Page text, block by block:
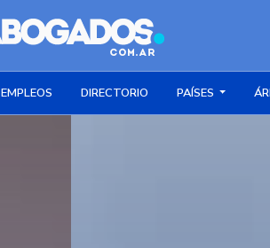
EMPLEOS DIRECTORIO PAÍSES